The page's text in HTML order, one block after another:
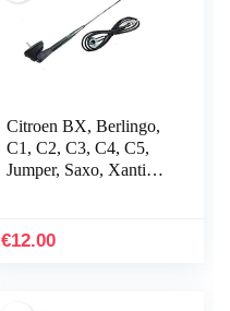
Citroen BX, Berlingo,
C1, C2, C3, C4, C5,
Jumper, Saxo, Xantia,
€12.00